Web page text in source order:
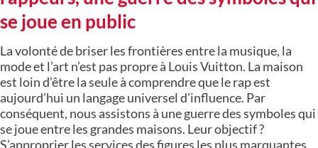
se joue en public
La volonté de briser les frontières entre la musique, la
mode et l’art n’est pas propre à Louis Vuitton. La maison
est loin d’être la seule à comprendre que le rap est
aujourd’hui un langage universel d’influence. Par
conséquent, nous assistons à une guerre des symboles qui
se joue entre les grandes maisons. Leur objectif ?
S’approprier les services des figures les plus marquantes